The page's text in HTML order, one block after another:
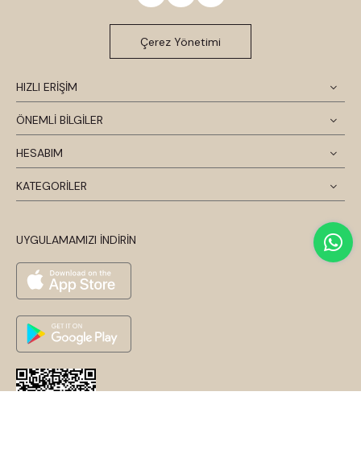
HIZLI ERİŞİM
ÖNEMLİ BİLGİLER
HESABIM
KATEGORİLER
UYGULAMAMIZI İNDİRİN
Çerez Yönetimi